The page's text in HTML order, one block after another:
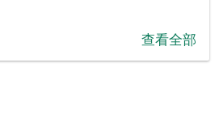
查看全部